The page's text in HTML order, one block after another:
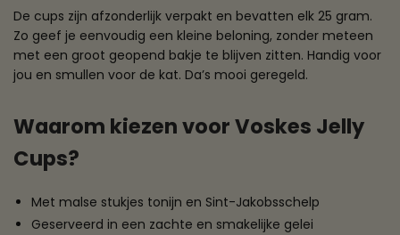
De cups zijn afzonderlijk verpakt en bevatten elk 25 gram.
Zo geef je eenvoudig een kleine beloning, zonder meteen
met een groot geopend bakje te blijven zitten. Handig voor
jou en smullen voor de kat. Da’s mooi geregeld.
Waarom kiezen voor Voskes Jelly
Cups?
Met malse stukjes tonijn en Sint-Jakobsschelp
Geserveerd in een zachte en smakelijke gelei